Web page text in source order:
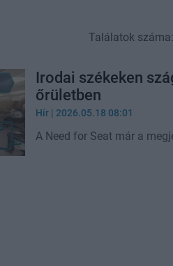
Találatok
Irodai székeken
őrületben
Hír | 2026.05.18 08:01
A Need for Seat már a